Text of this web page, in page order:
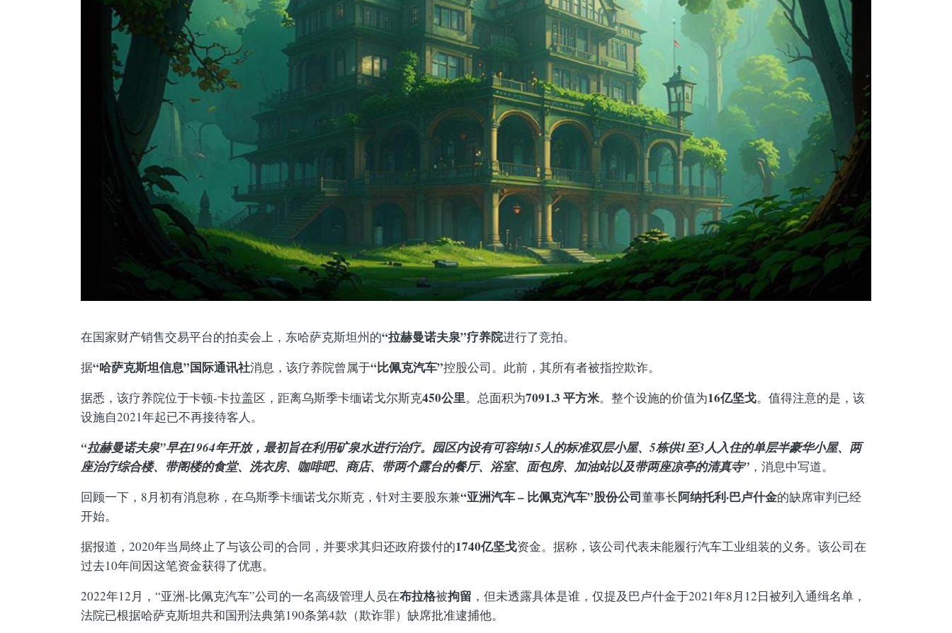
在国家财产销售交易平台的拍卖会上，东哈萨克斯坦州的“拉赫曼诺夫泉”疗养院进行了竞拍。
据“哈萨克斯坦信息”国际通讯社消息，该疗养院曾属于“比佩克汽车”控股公司。此前，其所有者被指控欺诈。
据悉，该疗养院位于卡顿-卡拉盖区，距离乌斯季卡缅诺戈尔斯克450公里。总面积为7091.3 平方米。整个设施的价值为16亿坚戈。值得注意的是，该
设施自2021年起已不再接待客人。
“拉赫曼诺夫泉”早在1964年开放，最初旨在利用矿泉水进行治疗。园区内设有可容纳15人的标准双层小屋、5栋供1至3人入住的单层半豪华小屋、两
座治疗综合楼、带阁楼的食堂、洗衣房、咖啡吧、商店、带两个露台的餐厅、浴室、面包房、加油站以及带两座凉亭的清真寺” ，消息中写道。
回顾一下，8月初有消息称，在乌斯季卡缅诺戈尔斯克，针对主要股东兼“亚洲汽车 – 比佩克汽车”股份公司董事长阿纳托利·巴卢什金的缺席审判已经
开始。
据报道，2020年当局终止了与该公司的合同，并要求其归还政府拨付的1740亿坚戈资金。据称，该公司代表未能履行汽车工业组装的义务。该公司在
过去10年间因这笔资金获得了优惠。
2022年12月，“亚洲-比佩克汽车”公司的一名高级管理人员在布拉格被拘留 ，但未透露具体是谁，仅提及巴卢什金于2021年8月12日被列入通缉名单，
法院已根据哈萨克斯坦共和国刑法典第190条第4款（欺诈罪）缺席批准逮捕他。